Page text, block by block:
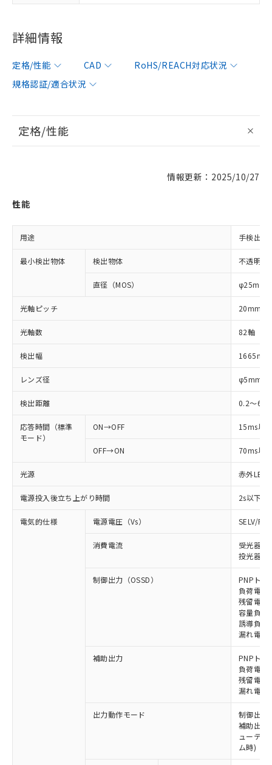
詳細情報
定格/性能 CAD
RoHS/REACH対応状況
規格認証/適合状況
定格/性能
情報更新：2025/10/27
性能
用途 手検出・
最小検出物体 検出物体 不透明体
直径（MOS） φ25mm
光軸ピッチ 20mm
光軸数 82軸
検出幅 1665mm
レンズ径 φ5mm
検出距離 0.2～6m
応答時間（標準
モード）
ON→OFF 15ms以
OFF→ON 70ms以
光源 赤外LED
電源投入後立ち上がり時間 2s以下
電気的仕様 電源電圧（Vs） SELV/
消費電流
受光器:
投光器:
制御出力（OSSD）
PNPトラ
負荷電流
残留電圧
容量負荷
誘導負荷
漏れ電流
補助出力
PNPトラ
負荷電流
残留電圧
漏れ電流
出力動作モード
制御出力
補助出力
ューテ
ム時)